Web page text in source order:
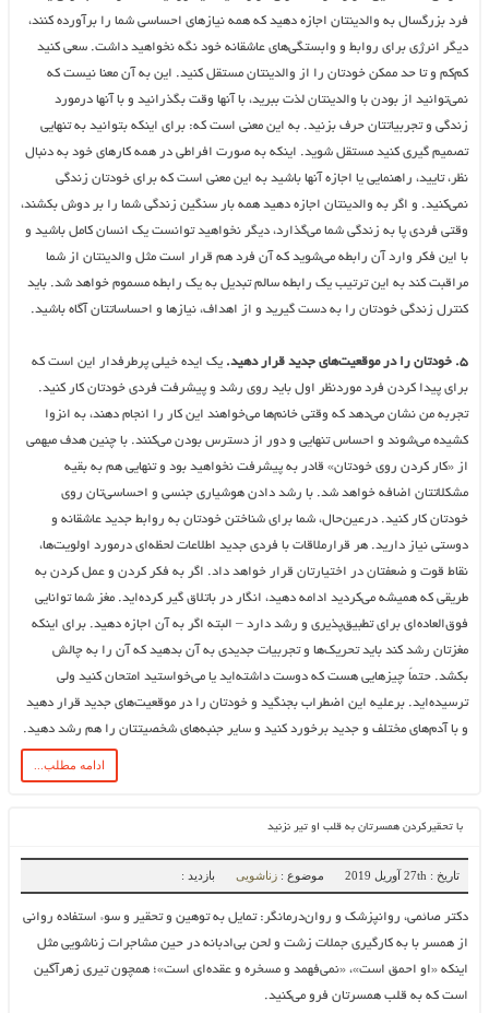
فرد بزرگسال به والدینتان اجازه دهید که همه نیازهای احساسی شما را برآورده کنند،
دیگر انرژی‌ برای روابط و وابستگی‌های عاشقانه خود نگه نخواهید داشت. سعی کنید
کم‌کم و تا حد ممکن خودتان را از والدینتان مستقل کنید. این به آن معنا نیست که
نمی‌توانید از بودن با والدینتان لذت ببرید، با آنها وقت بگذرانید و با آنها درمورد
زندگی و تجربیاتتان حرف بزنید. به این معنی است که: برای اینکه بتوانید به تنهایی
تصمیم گیری کنید مستقل شوید. اینکه به صورت افراطی در همه کارهای خود به دنبال
نظر، تایید، راهنمایی یا اجازه آنها باشید به این معنی است که برای خودتان زندگی
نمی‌کنید. و اگر به والدینتان اجازه دهید همه بار سنگین زندگی شما را بر دوش بکشند،
وقتی فردی پا به زندگی شما می‌گذارد، دیگر نخواهید توانست یک انسان کامل باشید و
با این فکر وارد آن رابطه می‌شوید که آن فرد هم قرار است مثل والدینتان از شما
مراقبت کند به این ترتیب یک رابطه سالم تبدیل به یک رابطه مسموم خواهد شد. باید
کنترل زندگی خودتان را به دست گیرید و از اهداف، نیازها و احساساتتان آگاه باشید.
۵. خودتان را در موقعیت‌های جدید قرار دهید.
یک ایده خیلی پرطرفدار این است که
برای پیدا کردن فرد موردنظر اول باید روی رشد و پیشرفت فردی خودتان کار کنید.
تجربه من نشان می‌دهد که وقتی خانم‌ها می‌خواهند این کار را انجام دهند، به انزوا
کشیده می‌شوند و احساس تنهایی و دور از دسترس بودن می‌کنند. با چنین هدف مبهمی
از «کار کردن روی خودتان» قادر به پیشرفت نخواهید بود و تنهایی هم به بقیه
مشکلاتتان اضافه خواهد شد. با رشد دادن هوشیاری جنسی و احساسی‌تان روی
خودتان کار کنید. درعین‌حال، شما برای شناختن خودتان به روابط جدید عاشقانه و
دوستی نیاز دارید. هر قرارملاقات با فردی جدید اطلاعات لحظه‌ای درمورد اولویت‌ها،
نقاط قوت و ضعفتان در اختیارتان قرار خواهد داد. اگر به فکر کردن و عمل کردن به
طریقی که همیشه می‌کردید ادامه دهید، انگار در باتلاق گیر کرده‌اید. مغز شما توانایی
فوق‌العاده‌ای برای تطبیق‌پذیری و رشد دارد – البته اگر به آن اجازه دهید. برای اینکه
مغزتان رشد کند باید تحریک‌ها و تجربیات جدیدی به آن بدهید که آن را به چالش
بکشد. حتماً چیزهایی هست که دوست داشته‌اید یا می‌خواستید امتحان کنید ولی
ترسیده‌اید. برعلیه این اضطراب بجنگید و خودتان را در موقعیت‌های جدید قرار دهید
و با آدم‌های مختلف و جدید برخورد کنید و سایر جنبه‌های شخصیتتان را هم رشد دهید.
ادامه مطلب...
با تحقیرکردن همسرتان به قلب او تیر نزنید
تاریخ : 27th آوریل 2019 موضوع : زناشویی بازدید :
دکتر صائمی، روانپزشک و روان‌درمانگر: تمایل به توهین و تحقیر و سوء استفاده روانی
از همسر با به کارگیری جملات زشت و لحن بی‌ادبانه در حین مشاجرات زناشویی مثل
اینکه «او احمق است»، «نمی‌فهمد و مسخره و عقده‌ای است»؛ همچون تیری زهرآگین
است که به قلب همسرتان فرو می‌کنید.